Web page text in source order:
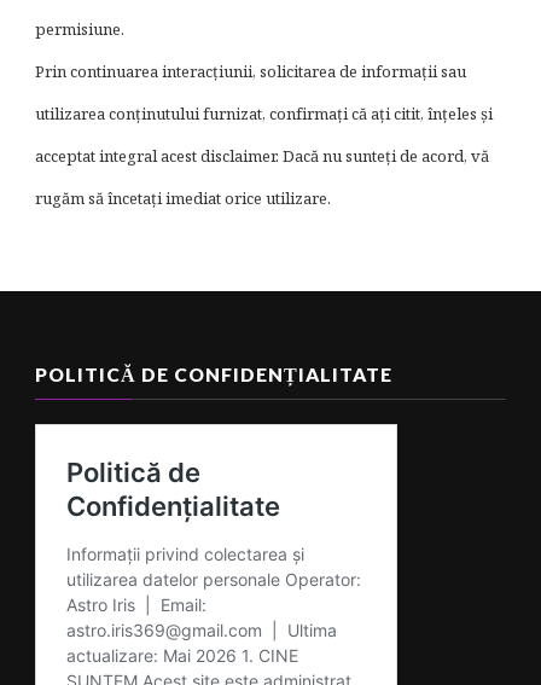
permisiune.
Prin continuarea interacțiunii, solicitarea de informații sau
utilizarea conținutului furnizat, confirmați că ați citit, înțeles și
acceptat integral acest disclaimer. Dacă nu sunteți de acord, vă
rugăm să încetați imediat orice utilizare.
POLITICĂ DE CONFIDENȚIALITATE